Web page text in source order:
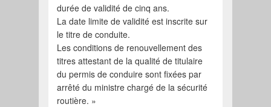
durée de validité de cinq ans.
La date limite de validité est inscrite sur
le titre de conduite.
Les conditions de renouvellement des
titres attestant de la qualité de titulaire
du permis de conduire sont fixées par
arrêté du ministre chargé de la sécurité
routière. »